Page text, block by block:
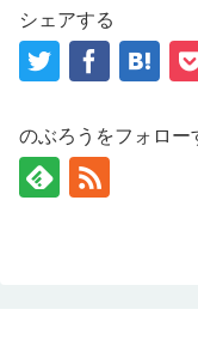
シェアする
のぶろうをフォロー